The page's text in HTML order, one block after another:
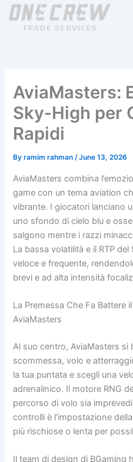
Skip
AviaMasters:
Sky‑High per
Rapidi
Byramim rahman/June 13, 2026
AviaMasters combina
game con un tema aviation
vibrante. I giocatori lanciano
uno sfondo di cielo blu e
salgono mentre i razzi
La bassa volatilità e il RTP
veloce e frequente,
brevi e ad alta intensità
La Premessa Che Fa Battere
AviaMasters
Al suo centro, AviaMasters si
scommessa, volo e
la tua puntata e scegli una
adrenalinico. Il motore RNG
percorso di volo sia
controlli è l’impostazione
più rischiose o lenta per
Il team di design di BGaming